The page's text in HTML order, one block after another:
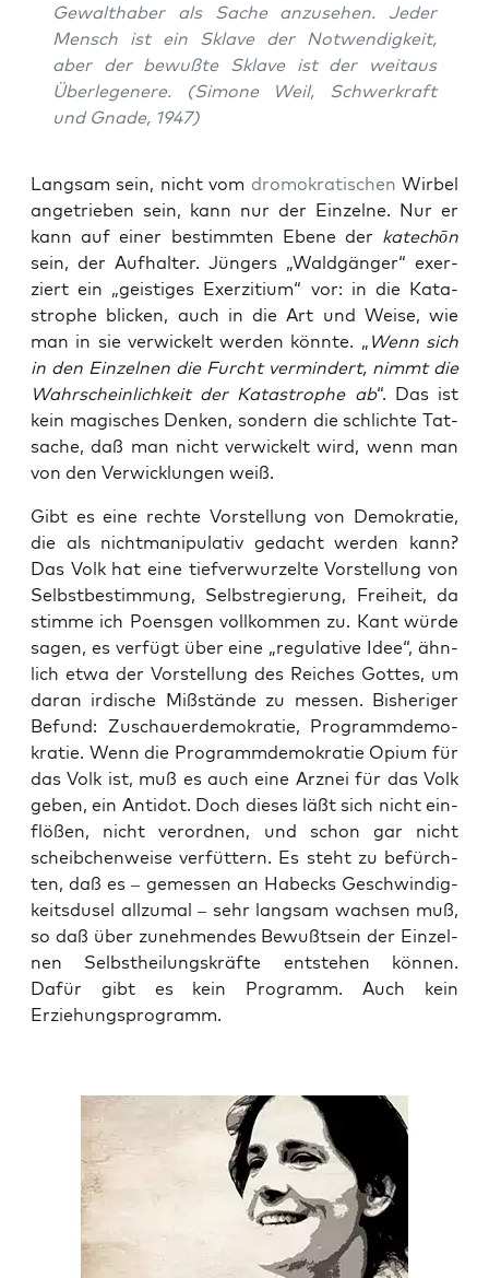
Gewalt­ha­ber als Sache anzu­se­hen. Jeder
Mensch ist ein Skla­ve der Not­wen­dig­keit,
aber der bewuß­te Skla­ve ist der weit­aus
Über­le­ge­ne­re. (Simo­ne Weil, Schwer­kraft
und Gna­de, 1947)
Lang­sam sein, nicht vom dro­mo­kra­ti­schen Wir­bel
ange­trie­ben sein, kann nur der Ein­zel­ne. Nur er
kann auf einer bestimm­ten Ebe­ne der katechōn
sein, der Auf­hal­ter. Jün­gers „Wald­gän­ger“ exer­
ziert ein „geis­ti­ges Exer­zi­ti­um“ vor: in die Kata­
stro­phe bli­cken, auch in die Art und Wei­se, wie
man in sie ver­wi­ckelt wer­den könn­te. „ Wenn sich
in den Ein­zel­nen die Furcht ver­min­dert, nimmt die
Wahr­schein­lich­keit der Kata­stro­phe ab“. Das ist
kein magi­sches Den­ken, son­dern die schlich­te Tat­
sa­che, daß man nicht ver­wi­ckelt wird, wenn man
von den Ver­wick­lun­gen weiß.
Gibt es eine rech­te Vor­stel­lung von Demo­kra­tie,
die als nicht­ma­ni­pu­la­tiv gedacht wer­den kann?
Das Volk hat eine tief­ver­wur­zel­te Vor­stel­lung von
Selbst­be­stim­mung, Selbst­re­gie­rung, Frei­heit, da
stim­me ich Poens­gen voll­kom­men zu. Kant wür­de
sagen, es ver­fügt über eine „regu­la­ti­ve Idee“, ähn­
lich etwa der Vor­stel­lung des Rei­ches Got­tes, um
dar­an irdi­sche Miß­stän­de zu mes­sen. Bis­he­ri­ger
Befund: Zuschau­er­de­mo­kra­tie, Pro­gramm­de­mo­
kra­tie. Wenn die Pro­gramm­de­mo­kra­tie Opi­um für
das Volk ist, muß es auch eine Arz­nei für das Volk
geben, ein Anti­dot. Doch die­ses läßt sich nicht ein­
flö­ßen, nicht ver­ord­nen, und schon gar nicht
scheib­chen­wei­se ver­füt­tern. Es steht zu befürch­
ten, daß es – gemes­sen an Habecks Geschwin­dig­
keits­du­sel all­zu­mal – sehr lang­sam wach­sen muß,
so daß über zuneh­men­des Bewußt­sein der Ein­zel­
nen Selbst­hei­lungs­kräf­te ent­ste­hen kön­nen.
Dafür gibt es kein Pro­gramm. Auch kein
Erziehungsprogramm.